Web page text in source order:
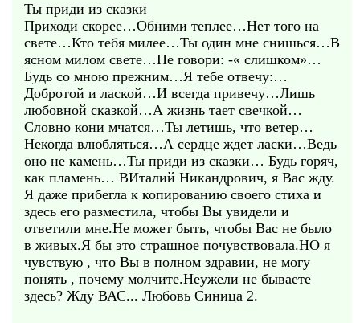
Ты приди из сказки
Приходи скорее…Обними теплее…Нет того на
свете…Кто тебя милее…Ты один мне снишься…В
ясном милом свете…Не говори: -« слишком»…
Будь со мною прежним…Я тебе отвечу:…
Добротой и лаской…И всегда привечу…Лишь
любовной сказкой…А жизнь тает свечкой…
Словно кони мчатся…Ты летишь, что ветер…
Некогда влюбляться…А сердце ждет ласки…Ведь
оно не камень…Ты приди из сказки… Будь горяч,
как пламень… ВИталий Никандрович, я Вас жду.
Я даже прибегла к копированию своего стиха и
здесь его разместила, чтобы Вы увидели и
ответили мне.Не может быть, чтобы Вас не было
в живых.Я бы это страшное почувствовала.НО я
чувствую , что Вы в полном здравии, не могу
понять , почему молчите.Неужели не бываете
здесь? Жду ВАС... Любовь Синица 2.